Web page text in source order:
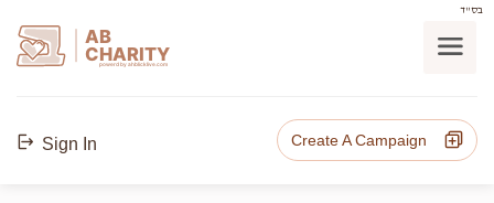
בס"ד
AB
CHARITY
powerd by ahblicklive.com
Sign In Create A Campaign